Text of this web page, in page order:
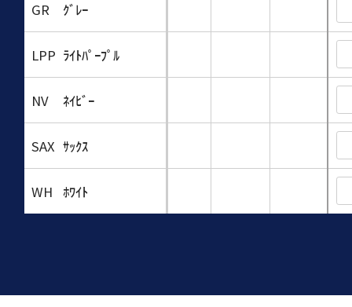
GR ｸﾞﾚｰ
LPP ﾗｲﾄﾊﾟｰﾌﾟﾙ
NV ﾈｲﾋﾞｰ
SAX ｻｯｸｽ
WH ﾎﾜｲﾄ